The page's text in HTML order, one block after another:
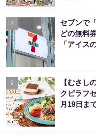
8
セブンで
どの無料
「アイス
9
【むさし
クピラフ
月19日ま